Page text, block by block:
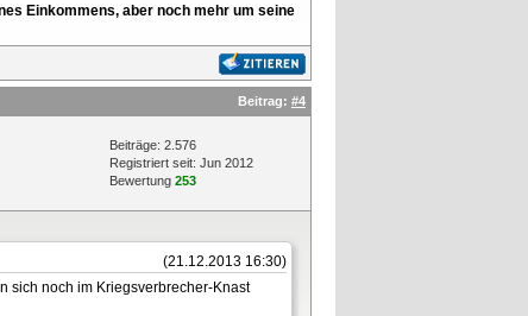
Einkommens, aber noch mehr um seine
Beitrag: #4
Beiträge: 2.576
Registriert seit: Jun 2012
Bewertung 253
(21.12.2013 16:30)
sich noch im Kriegsverbrecher-Knast